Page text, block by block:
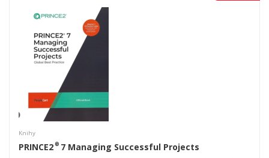
Knihy
PRINCE2®7 Managing Successful Projects